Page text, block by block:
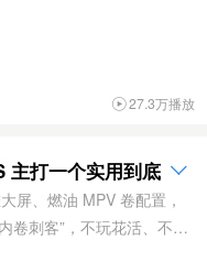
 27.3万播放
主打一个实用到底 
屏、燃油 MPV 卷配置，
卷刺客”，不玩花活、不搞